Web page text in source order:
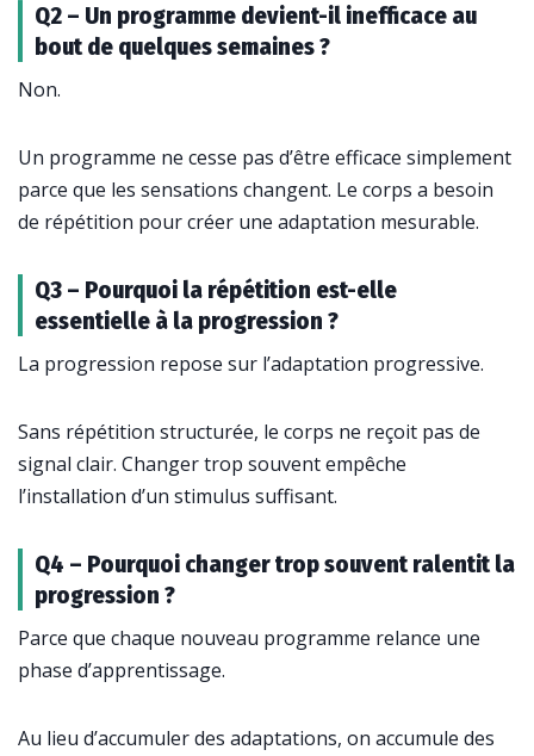
Q2 – Un programme devient-il inefficace au
bout de quelques semaines ?
Non.
Un programme ne cesse pas d’être efficace simplement
parce que les sensations changent. Le corps a besoin
de répétition pour créer une adaptation mesurable.
Q3 – Pourquoi la répétition est-elle
essentielle à la progression ?
La progression repose sur l’adaptation progressive.
Sans répétition structurée, le corps ne reçoit pas de
signal clair. Changer trop souvent empêche
l’installation d’un stimulus suffisant.
Q4 – Pourquoi changer trop souvent ralentit la
progression ?
Parce que chaque nouveau programme relance une
phase d’apprentissage.
Au lieu d’accumuler des adaptations, on accumule des